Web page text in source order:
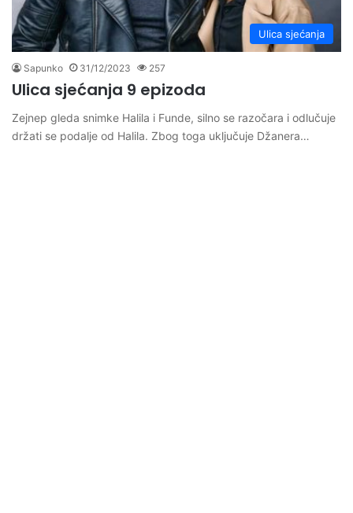
Ulica sjećanja
Sapunko 31/12/2023 257
Ulica sjećanja 9 epizoda
Zejnep gleda snimke Halila i Funde, silno se razočara i odlučuje
držati se podalje od Halila. Zbog toga uključuje Džanera…